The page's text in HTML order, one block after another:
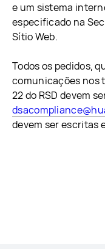
e um sistema
especificado na
Sítio Web.
Todos os pedidos,
comunicações nos
22 do RSD devem
devem ser escritas